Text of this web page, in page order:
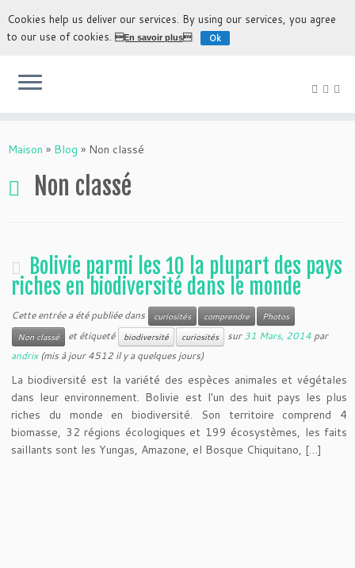
L'expérience la plus authentique de découvrir la Bolivie
Maison » Blog » Non classé
Non classé
Bolivie parmi les 10 la plupart des pays
riches en biodiversité dans le monde
Cette entrée a été publiée dans curiosités comprendre
Photos
Non classé
et étiqueté biodiversité curiosités sur31 Mars, 2014 par
andrix(mis à jour 4512 il y a quelques jours)
La biodiversité est la variété des espèces animales et végétales
dans leur environnement. Bolivie est l'un des huit pays les plus
riches du monde en biodiversité. Son territoire comprend 4
biomasse, 32 régions écologiques et 199 écosystèmes, les faits
saillants sont les Yungas, Amazone, el Bosque Chiquitano, […]
Cookies help us deliver our services. By using our services, you agree
to our use of cookies.En savoir plus Ok